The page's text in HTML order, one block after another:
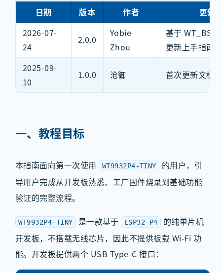
日期
版本 作者
更新
2026-07-
24
2.0.0
Yobie
Zhou
基于 WT_BSP
更新上手指南
2025-09-
10
1.0.0 沧御 首次更新文档
一、教程目标
本指南面向第一次使用 WT9932P4-TINY
的用户，引
导用户完成从开发板熟悉、工厂固件烧录到基础功能
验证的完整流程。
WT9932P4-TINY 是一款基于 ESP32-P4
的纯单片机
开发板，不搭载无线芯片，因此不提供板载 Wi-Fi 功
能。开发板提供两个 USB Type-C 接口：